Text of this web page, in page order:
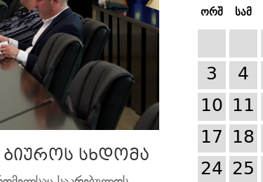
ბიუროს სხდომა
ორშ სამ
3
4
10 11
17 18
24 25